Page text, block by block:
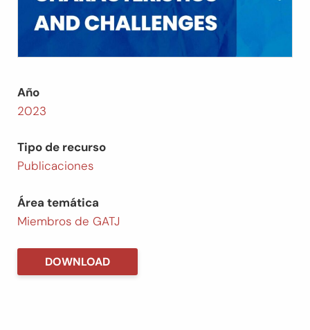
Año
2023
Tipo de recurso
Publicaciones
Área temática
Miembros de GATJ
DOWNLOAD